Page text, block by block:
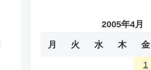
2005年4月
月 火 水 木 金
1